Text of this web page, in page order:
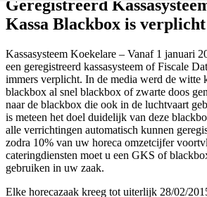
Geregistreerd
Kassa Blackbox is verplicht
Kassasysteem Koekelare – Vanaf 1 januari
een geregistreerd kassasysteem of Fiscale
immers verplicht. In de media werd de witte
blackbox al snel blackbox of zwarte doos
naar de blackbox die ook in de luchtvaart
is meteen het doel duidelijk van deze
alle verrichtingen automatisch kunnen
zodra 10% van uw horeca omzetcijfer
cateringdiensten moet u een GKS of
gebruiken in uw zaak.
Elke horecazaak kreeg tot uiterlijk 28/02/